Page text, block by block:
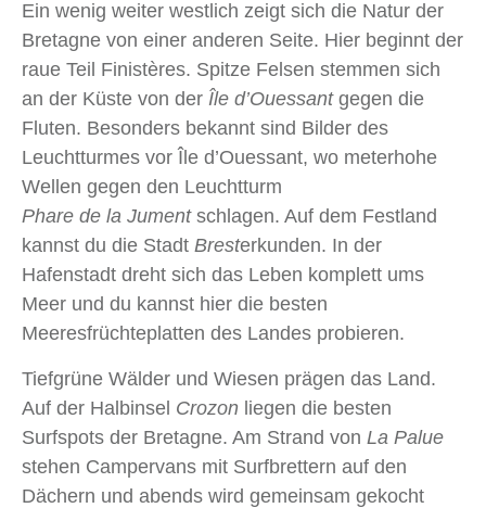
Ein wenig weiter westlich zeigt sich die Natur der
Bretagne von einer anderen Seite. Hier beginnt der
raue Teil Finistères. Spitze Felsen stemmen sich
an der Küste von der Île d’Ouessantgegen die
Fluten. Besonders bekannt sind Bilder des
Leuchtturmes vor Île d’Ouessant, wo meterhohe
Wellen gegen den Leuchtturm
Phare de la Jumentschlagen. Auf dem Festland
kannst du die Stadt Bresterkunden. In der
Hafenstadt dreht sich das Leben komplett ums
Meer und du kannst hier die besten
Meeresfrüchteplatten des Landes probieren.
Tiefgrüne Wälder und Wiesen prägen das Land.
Auf der Halbinsel Crozon liegen die besten
Surfspots der Bretagne. Am Strand von La Palue
stehen Campervans mit Surfbrettern auf den
Dächern und abends wird gemeinsam gekocht